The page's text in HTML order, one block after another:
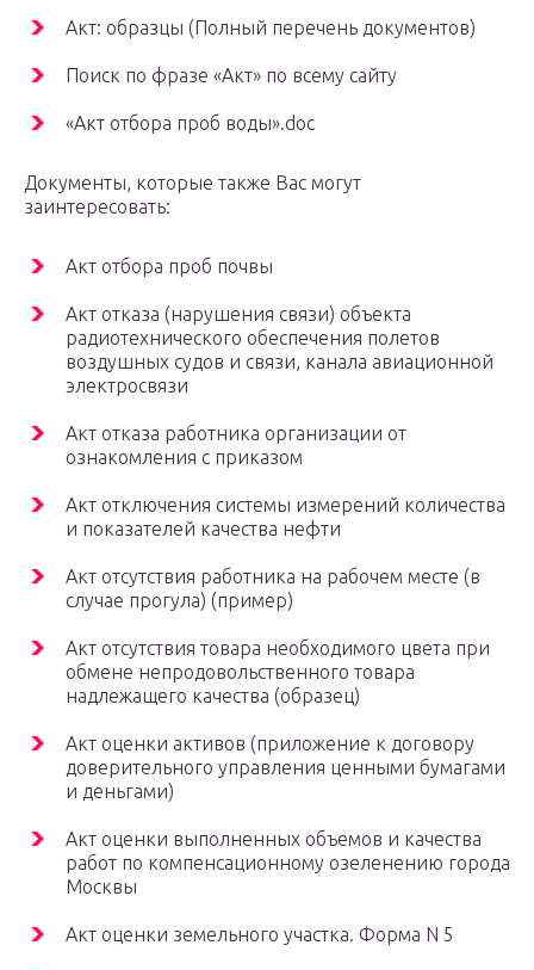
Акт: образцы (Полный перечень документов)
Поиск по фразе «Акт» по всему сайту
«Акт отбора проб воды».doc
Документы, которые также Вас могут
заинтересовать:
Акт отбора проб почвы
Акт отказа (нарушения связи) объекта
радиотехнического обеспечения полетов
воздушных судов и связи, канала авиационной
электросвязи
Акт отказа работника организации от
ознакомления с приказом
Акт отключения системы измерений количества
и показателей качества нефти
Акт отсутствия работника на рабочем месте (в
случае прогула) (пример)
Акт отсутствия товара необходимого цвета при
обмене непродовольственного товара
надлежащего качества (образец)
Акт оценки активов (приложение к договору
доверительного управления ценными бумагами
и деньгами)
Акт оценки выполненных объемов и качества
работ по компенсационному озеленению города
Москвы
Акт оценки земельного участка. Форма N 5